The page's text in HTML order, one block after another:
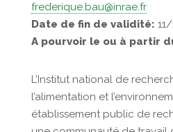
frederique.bau@inrae.fr
Date de fin de validité:
A pourvoir le ou à partir
L’Institut national de
l’alimentation et
établissement public de